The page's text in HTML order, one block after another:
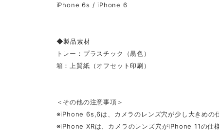
iPhone 6s / iPhone 6
◆製品素材
トレー：プラスチック（黒色）
箱：上質紙（オフセット印刷）
＜その他の注意事項＞
※iPhone 6s,6は、カメラのレンズ穴が少し大きめの
※iPhone XRは、カメラのレンズ穴がiPhone 11の仕